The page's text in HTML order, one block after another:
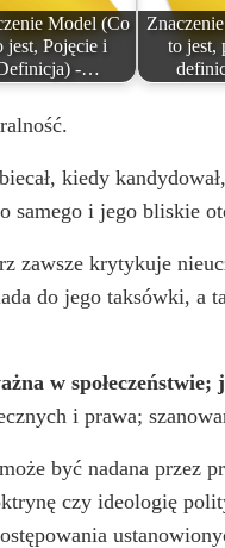
Model (Co
jest, Pojęcie i
-…
to jest,
kiedy
samego i jego bliskie
zawsze krytykuje
do jego taksówki, a
w
i prawa;
być nadana przez
czy ideologię